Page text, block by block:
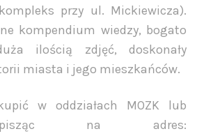
przy ul. Mickiewicza).
kompendium wiedzy, bogato
ilością zdjęć, doskonały
miasta i jego mieszkańców.
w oddziałach MOZK lub
na adres: